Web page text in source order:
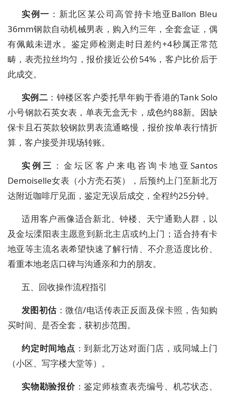
实例一 ：新北区某公司高管持卡地亚Ballon Bleu
36mm钢款自动机械男表，购入约三年，全套盒证，偶
有佩戴未进水。鉴定师检测走时日差约+4秒属正常范
畴，表壳拉丝均匀，报价接近公价54%，客户比价后于
此成交。
实例二 ：钟楼区客户委托早年购于香港的Tank Solo
小号钢款石英女表，单表无盒无卡，成色约88新。因缺
保卡且石英款较钢款男表流通略慢，报价按单表行情折
算，客户接受并现场转账。
实例三 ：金坛区客户来电咨询卡地亚Santos
Demoiselle女表（小方壳石英），后预约上门至新北万
达附近咖啡厅见面，鉴定无误后成交，全程约25分钟。
适用客户画像适合新北、钟楼、天宁通勤人群，以
及金坛溧阳表主愿意到新北主店或约上门；适合持有卡
地亚等主流名表希望快速了解行情、不介意适度比价、
看重本地老店口碑与沟通亲和力的朋友。
五、回收操作流程指引
发图初估：微信/电话传表正反面及保卡照，告知购
买时间、是否全套，获初步范围。
约定时间地点 ：到新北万达对面门店，或同城上门
（小区、写字楼大堂等）。
实物勘验报价：鉴定师核查表壳编号、机芯状态、